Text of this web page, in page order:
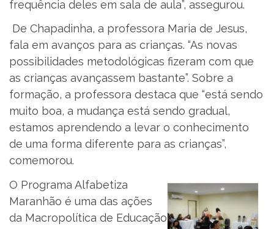
frequência deles em sala de aula”, assegurou.
De Chapadinha, a professora Maria de Jesus,
fala em avanços para as crianças. “As novas
possibilidades metodológicas fizeram com que
as crianças avançassem bastante”. Sobre a
formação, a professora destaca que “está sendo
muito boa, a mudança está sendo gradual,
estamos aprendendo a levar o conhecimento
de uma forma diferente para as crianças”,
comemorou.
O Programa Alfabetiza
Maranhão é uma das ações
da Macropolítica de Educação